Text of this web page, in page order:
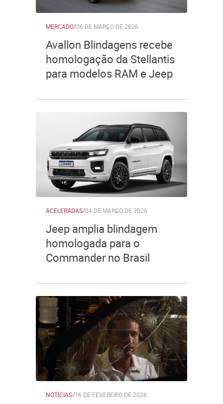
MERCADO/06 DE MARÇO DE 2026
Avallon Blindagens recebe
homologação da Stellantis
para modelos RAM e Jeep
ACELERADAS/04 DE MARÇO DE 2026
Jeep amplia blindagem
homologada para o
Commander no Brasil
NOTÍCIAS/16 DE FEVEREIRO DE 2026